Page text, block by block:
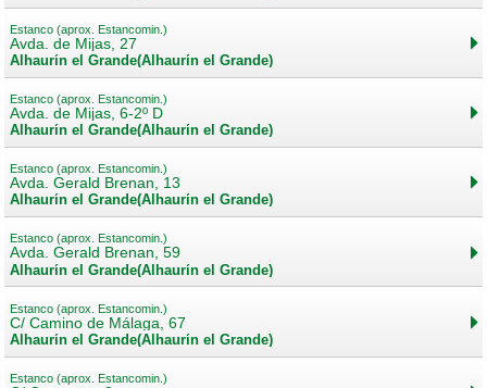
Estanco (aprox. Estancomin.)
Avda. de Mijas, 27
Alhaurín el Grande(Alhaurín el Grande)
Estanco (aprox. Estancomin.)
Avda. de Mijas, 6-2º D
Alhaurín el Grande(Alhaurín el Grande)
Estanco (aprox. Estancomin.)
Avda. Gerald Brenan, 13
Alhaurín el Grande(Alhaurín el Grande)
Estanco (aprox. Estancomin.)
Avda. Gerald Brenan, 59
Alhaurín el Grande(Alhaurín el Grande)
Estanco (aprox. Estancomin.)
C/ Camino de Málaga, 67
Alhaurín el Grande(Alhaurín el Grande)
Estanco (aprox. Estancomin.)